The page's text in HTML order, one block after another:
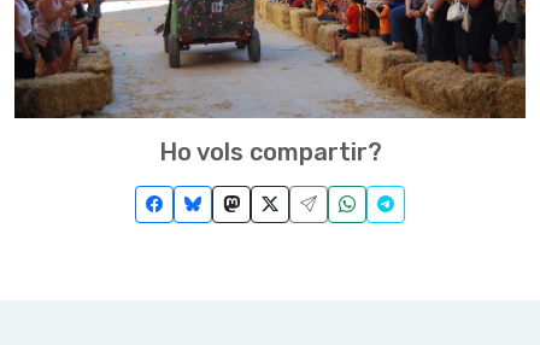
Ho vols compartir?